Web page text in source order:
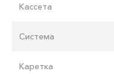
Кассета
Система
Каретка